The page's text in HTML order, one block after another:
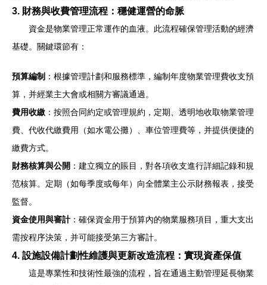
3. 財務與收費管理流程：穩健運營的命脈
資金是物業管理正常運作的血液。此流程確保管理活動的經濟
基礎。關鍵環節有：
預算編制 ：根據管理計劃和服務標準，編制年度物業管理費收支預
算，并經業主大會或相關方審議通過。
費用收繳 ：按照合同約定或管理規約，定期、透明地收取物業管理
費、代收代繳費用（如水電公攤）、車位管理費等，并提供便捷的
繳費方式。
財務核算與公開 ：建立獨立的賬目，對各項收支進行詳細記錄和規
范核算。定期（如每季度或每年）向全體業主公示財務報表，接受
監督。
資金使用與審計：確保資金用于預算內的物業服務項目，重大支出
需按程序決策，并可能接受第三方審計。
4. 設施設備計劃性維護與更新改造流程：實現資產保值
這是專業性和技術性最強的流程，旨在通過主動管理延長物業